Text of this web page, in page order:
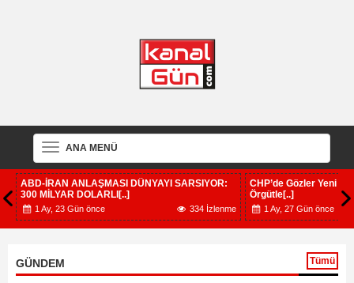
ANA MENÜ
ABD-İRAN ANLAŞMASI DÜNYAYI SARSIYOR:
300 MİLYAR DOLARLI[..]
1 Ay, 23 Gün önce 334 İzlenme
CHP’de Gözler Yeni
Örgütle[..]
1 Ay, 27 Gün önce
GÜNDEM Tümü